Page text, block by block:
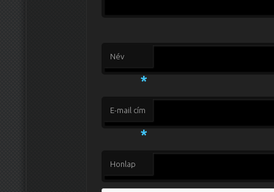
Név
*
E-mail cím
*
Honlap